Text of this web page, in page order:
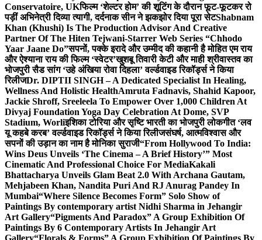
Conservatoire, UKफिल्म ‘शेल्टर होम’ की शूटिंग के दौरान फूट-फूटकर रो
पड़ीं अभिनेत्री दिव्या त्यागी, दर्दनाक सीन ने झकझोर दिया पूरा सेटShabnam
Khan (Khushi) Is The Production Advisor And Creative
Partner Of The Hiten Tejwani-Starrer Web Series “Chhodo
Yaar Jaane Do”सपनों, पक्के इरादे और उम्मीद की कहानी है मोहित एम राय
और ऐश्याना राय की फिल्म ‘स्वेटर’खुशबू तिवारी केटी और माही श्रीवास्तव का
भोजपुरी सैड सांग ‘उहे अंखिया रोवा दिहला’ वर्ल्डवाइड रिकॉर्ड्स ने किया
रिलीजDr. DIPTII SINGH – A Dedicated Specialist In Healing,
Wellness And Holistic HealthAmruta Fadnavis, Shahid Kapoor,
Jackie Shroff, Sreeleela To Empower Over 1,000 Children At
Divyaj Foundation Yoga Day Celebration At Dome, SVP
Stadium, Worliइशिका टोरिया और सृष्टि भारती का भोजपुरी लोकगीत ‘लव
यू कहबे करब’ वर्ल्डवाइड रिकॉर्ड्स ने किया रिलीजसंघर्ष, आत्मविश्वास और
सपनों की उड़ान का नाम है मोनिका सुराजी“From Hollywood To India:
Wins Deus Unveils ‘The Cinema – A Brief History’” Most
Cinematic And Professional Choice For MediaKakali
Bhattacharya Unveils Glam Beat 2.0 With Archana Gautam,
Mehjabeen Khan, Nandita Puri And RJ Anurag Pandey In
Mumbai“Where Silence Becomes Form” Solo Show of
Paintings By contemporary artist Nidhi Sharma in Jehangir
Art Gallery“Pigments And Paradox” A Group Exhibition Of
Paintings By 6 Contemporary Artists In Jehangir Art